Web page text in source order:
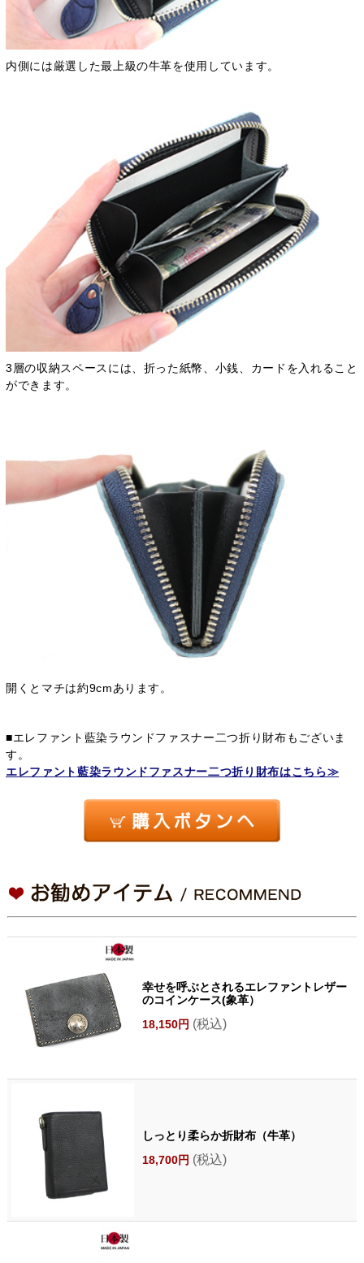
内側には厳選した最上級の牛革を使用しています。
3層の収納スペースには、折った紙幣、小銭、カードを入れること
ができます。
開くとマチは約9cmあります。
■エレファント藍染ラウンドファスナー二つ折り財布もございま
す。
エレファント藍染ラウンドファスナー二つ折り財布はこちら≫
幸せを呼ぶとされるエレファントレザー
のコインケース(象革）
18,150円 (税込)
しっとり柔らか折財布（牛革）
18,700円 (税込)